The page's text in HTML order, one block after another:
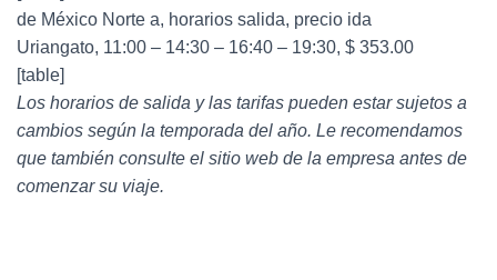
de México Norte a, horarios salida, precio ida
Uriangato, 11:00 – 14:30 – 16:40 – 19:30, $ 353.00
[table]
Los horarios de salida y las tarifas pueden estar sujetos a
cambios según la temporada del año. Le recomendamos
que también consulte el sitio web de la empresa antes de
comenzar su viaje.